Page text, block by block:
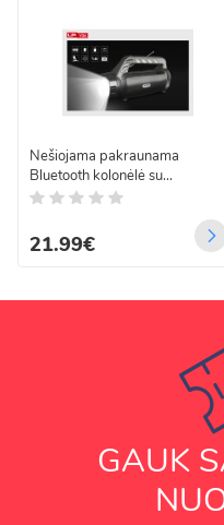
Nešiojama pakraunama
Bluetooth kolonėlė su
žibintuvėliu - prožektoriumi ir
21.99€
GAUK